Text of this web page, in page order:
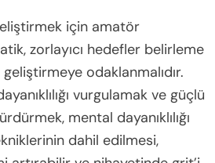
için amatör
zorlayıcı hedefler belirleme
odaklanmalıdır.
vurgulamak ve güçlü
mental dayanıklılığı
dahil edilmesi,